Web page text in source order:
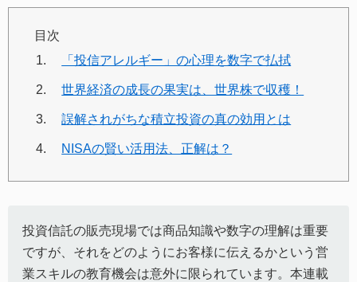
目次
「投信アレルギー」の心理を数字で払拭
世界経済の成長の果実は、世界株で収穫！
誤解されがちな積立投資の真の効用とは
NISAの賢い活用法、正解は？
投資信託の販売現場では商品知識や数字の理解は重要
ですが、それをどのようにお客様に伝えるかという営
業スキルの教育機会は意外に限られています。本連載